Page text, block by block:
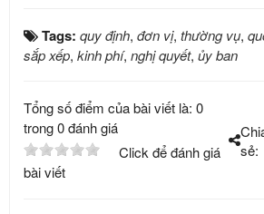
Tags: quy định, đơn vị, thường vụ,
sắp xếp, kinh phí, nghị quyết, ủy ban
Tổng số điểm của bài viết là: 0
trong 0 đánh giá
Click để đánh giá
bài viết
sẻ: